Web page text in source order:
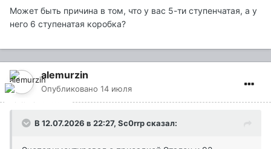
Может быть причина в том, что у вас 5-ти ступенчатая, а у
него 6 ступенатая коробка?
alemurzin
Опубликовано 14 июля
В 12.07.2026 в 22:27, Sc0rrpсказал: